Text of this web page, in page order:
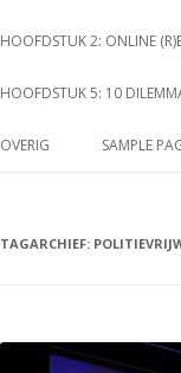
HOOFDSTUK 2: ONLINE
HOOFDSTUK 5: 10
OVERIG SAMPLE
TAGARCHIEF: